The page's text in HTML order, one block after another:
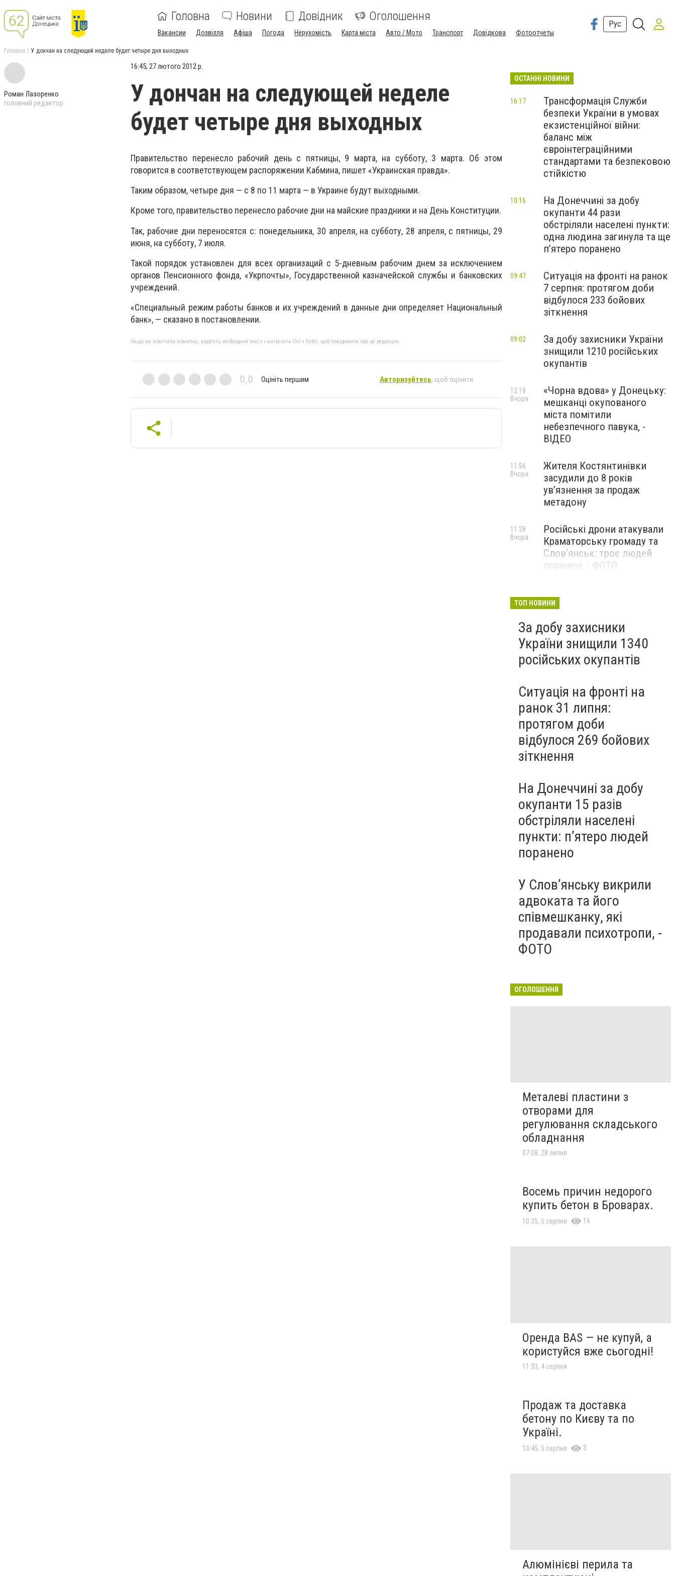
Головна Новини Довідник Оголошення
Вакансии Дозвілля Афіша Погода Нерухомість Карта міста Авто / Мото Транспорт Довідкова Фотоотчеты
Рус
Головна У дончан на следующей неделе будет четыре дня выходных
Роман Лазоренко
головний редактор
16:45, 27 лютого 2012 р.
У дончан на следующей неделе
будет четыре дня выходных
Правительство перенесло рабочий день с пятницы, 9 марта, на субботу, 3 марта. Об этом
говорится в соответствующем распоряжении Кабмина, пишет «Украинская правда».
Таким образом, четыре дня — с 8 по 11 марта — в Украине будут выходными.
Кроме того, правительство перенесло рабочие дни на майские праздники и на День Конституции.
Так, рабочие дни переносятся с: понедельника, 30 апреля, на субботу, 28 апреля, с пятницы, 29
июня, на субботу, 7 июля.
Такой порядок установлен для всех организаций с 5-дневным рабочим днем за исключением
органов Пенсионного фонда, «Укрпочты», Государственной казначейской службы и банковских
учреждений.
«Специальный режим работы банков и их учреждений в данные дни определяет Национальный
банк», — сказано в постановлении.
Якщо ви помітили помилку, виділіть необхідний текст і натисніть Ctrl + Enter, щоб повідомити про це редакцію
0,0 Оцініть першим Авторизуйтесь, щоб оцінити
ОСТАННІ НОВИНИ
Трансформація Служби
безпеки України в умовах
екзистенційної війни:
баланс між
євроінтеграційними
стандартами та безпековою
стійкістю
16:17
На Донеччині за добу
окупанти 44 рази
обстріляли населені пункти:
одна людина загинула та ще
пʼятеро поранено
10:16
Ситуація на фронті на ранок
7 серпня: протягом доби
відбулося 233 бойових
зіткнення
09:47
За добу захисники України
знищили 1210 російських
окупантів
09:02
«Чорна вдова» у Донецьку:
мешканці окупованого
міста помітили
небезпечного павука, -
ВІДЕО
12:18
Вчора
Жителя Костянтинівки
засудили до 8 років
ув’язнення за продаж
метадону
11:56
Вчора
Російські дрони атакували
Краматорську громаду та
Слов’янськ: троє людей
поранені, - ФОТО
11:28
Вчора
Донеччини Олексій Юков:
пошукового загону
«Плацдарм»
Вчора
ТОП НОВИНИ
За добу захисники
України знищили 1340
російських окупантів
Ситуація на фронті на
ранок 31 липня:
протягом доби
відбулося 269 бойових
зіткнення
На Донеччині за добу
окупанти 15 разів
обстріляли населені
пункти: пʼятеро людей
поранено
У Слов’янську викрили
адвоката та його
співмешканку, які
продавали психотропи, -
ФОТО
ОГОЛОШЕННЯ
Металеві пластини з
отворами для
регулювання складського
обладнання
07:08, 28 липня
Восемь причин недорого
купить бетон в Броварах.
10:35, 5 серпня 16
Оренда BAS — не купуй, а
користуйся вже сьогодні!
11:33, 4 серпня
Продаж та доставка
бетону по Києву та по
Україні.
10:45, 5 серпня 3
Алюмінієві перила та